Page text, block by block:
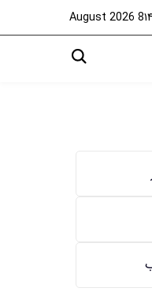
8 August 2026